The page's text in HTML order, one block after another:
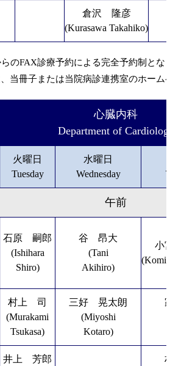
倉沢 隆彦
(Kurasawa Takahiko)
のFAX診療予約による完全予約制と
当冊子または当院病診連携室のホーム
心臓内科
Department of
火曜日
Tuesday
水曜日
Wednesday
午前
石原 嗣郎
(Ishihara
Shiro)
谷 昂大
(Tani
Akihiro)
小
村上 司
(Murakami
Tsukasa)
三好 晃太朗
(Miyoshi
Kotaro)
井上 芳郎